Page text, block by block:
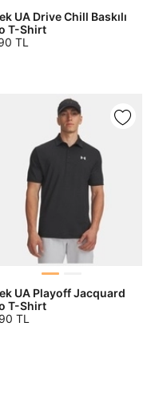
UA Drive Chill Baskılı
T-Shirt
TL
UA Playoff Jacquard
T-Shirt
TL